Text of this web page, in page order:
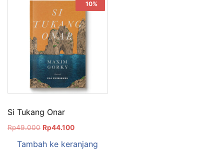
Sale!
10%
Si Tukang Onar
Rp49.000 Rp44.100
Tambah ke keranjang